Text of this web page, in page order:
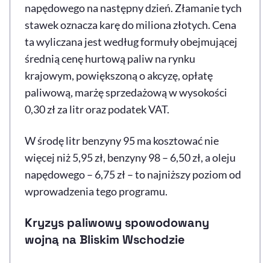
napędowego na następny dzień. Złamanie tych
stawek oznacza karę do miliona złotych. Cena
ta wyliczana jest według formuły obejmującej
średnią cenę hurtową paliw na rynku
krajowym, powiększoną o akcyzę, opłatę
paliwową, marżę sprzedażową w wysokości
0,30 zł za litr oraz podatek VAT.
W środę litr benzyny 95 ma kosztować nie
więcej niż 5,95 zł, benzyny 98 – 6,50 zł, a oleju
napędowego – 6,75 zł – to najniższy poziom od
wprowadzenia tego programu.
Kryzys paliwowy spowodowany
wojną na Bliskim Wschodzie